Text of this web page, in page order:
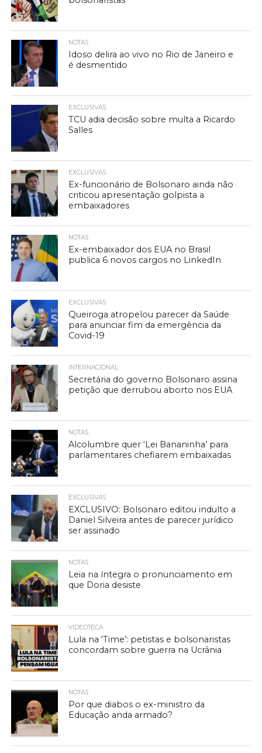
NOTAS
Idoso delira ao vivo no Rio de Janeiro e
é desmentido
EXCLUSIVAS
TCU adia decisão sobre multa a Ricardo
Salles
EXCLUSIVAS
Ex-funcionário de Bolsonaro ainda não
criticou apresentação golpista a
embaixadores
NOTAS
Ex-embaixador dos EUA no Brasil
publica 6 novos cargos no LinkedIn
EXCLUSIVAS
Queiroga atropelou parecer da Saúde
para anunciar fim da emergência da
Covid-19
INTERNACIONAL
Secretária do governo Bolsonaro assina
petição que derrubou aborto nos EUA
NOTAS
Alcolumbre quer ‘Lei Bananinha’ para
parlamentares chefiarem embaixadas
EXCLUSIVAS
EXCLUSIVO: Bolsonaro editou indulto a
Daniel Silveira antes de parecer jurídico
ser assinado
NOTAS
Leia na íntegra o pronunciamento em
que Doria desiste
VIDEOTECA
Lula na ‘Time’: petistas e bolsonaristas
concordam sobre guerra na Ucrânia
NOTAS
Por que diabos o ex-ministro da
Educação anda armado?